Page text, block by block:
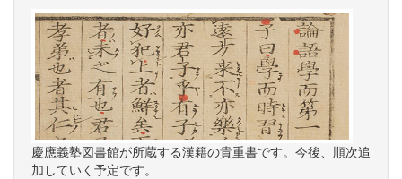
慶應義塾図書館が所蔵する漢籍の貴重書です。今後、順次追
加していく予定です。